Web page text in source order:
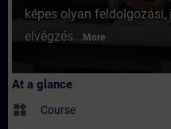
képes olyan
elvégzés... More
At a glance
widgets Course